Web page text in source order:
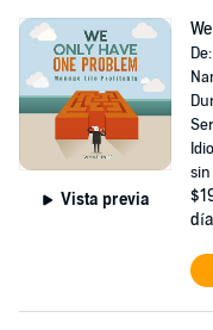
Vista previa
De: